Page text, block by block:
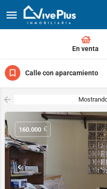
En venta
Calle con aparcamiento
160.000 €